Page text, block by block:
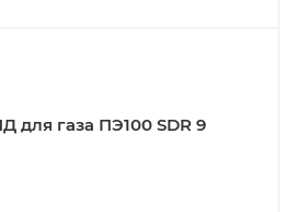
для газа ПЭ100 SDR 9